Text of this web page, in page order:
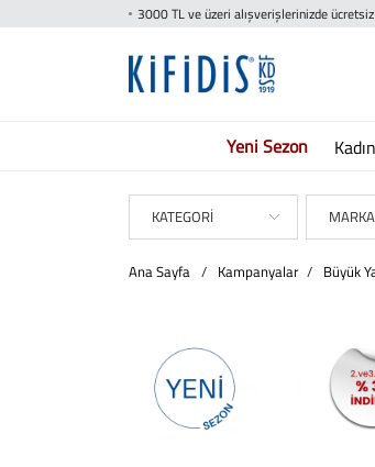
3000 TL ve üzeri alışverişlerinizde
Yeni Sezon Kadın
KATEGORİ MARKA
Ana Sayfa / Kampanyalar / Büyük